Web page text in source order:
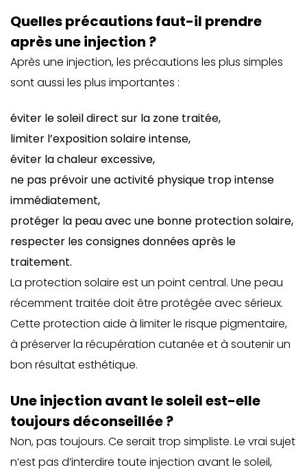
Quelles précautions faut-il prendre
après une injection ?
Après une injection, les précautions les plus simples
sont aussi les plus importantes :
éviter le soleil direct sur la zone traitée,
limiter l’exposition solaire intense,
éviter la chaleur excessive,
ne pas prévoir une activité physique trop intense
immédiatement,
protéger la peau avec une bonne protection solaire,
respecter les consignes données après le
traitement.
La protection solaire est un point central. Une peau
récemment traitée doit être protégée avec sérieux.
Cette protection aide à limiter le risque pigmentaire,
à préserver la récupération cutanée et à soutenir un
bon résultat esthétique.
Une injection avant le soleil est-elle
toujours déconseillée ?
Non, pas toujours. Ce serait trop simpliste. Le vrai sujet
n’est pas d’interdire toute injection avant le soleil,